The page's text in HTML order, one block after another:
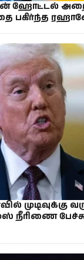
ஹோட்டல் அறை
பகிர்ந்த
முடிவுக்கு
நீரிணை